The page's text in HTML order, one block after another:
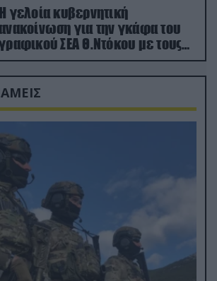
Η γελοία κυβερνητική
για την γκάφα του
ΣΕΑ Θ.Ντόκου με τους
φαρσέρ